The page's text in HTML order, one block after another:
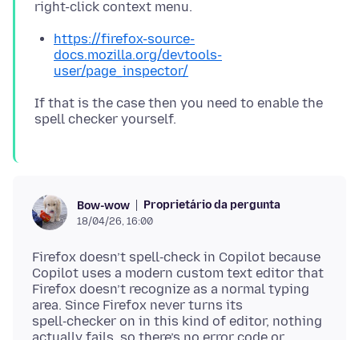
https://firefox-source-
docs.mozilla.org/devtools-
user/page_inspector/
If that is the case then you need to enable the
Bow-wow Proprietário da pergunta
18/04/26, 16:00
Firefox doesn’t spell‑check in Copilot because
Copilot uses a modern custom text editor that
Firefox doesn’t recognize as a normal typing
area. Since Firefox never turns its
spell‑checker on in this kind of editor, nothing